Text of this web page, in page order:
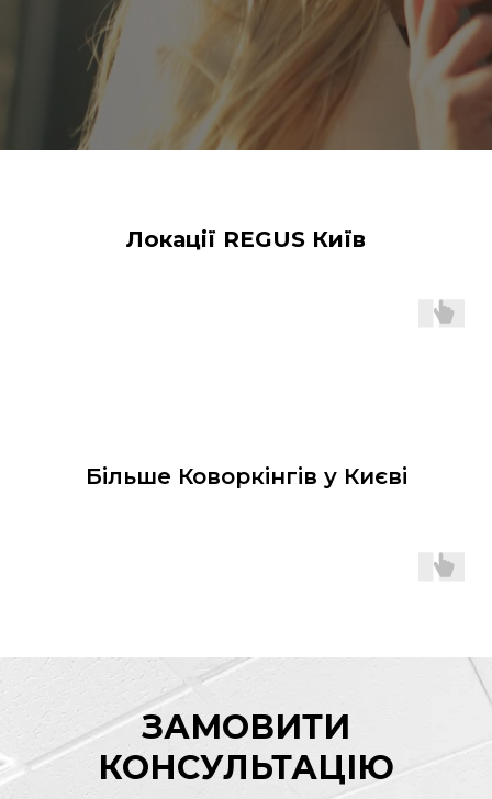
Локації REGUS Київ
Більше Коворкінгів у Києві
ЗАМОВИТИ
КОНСУЛЬТАЦІЮ